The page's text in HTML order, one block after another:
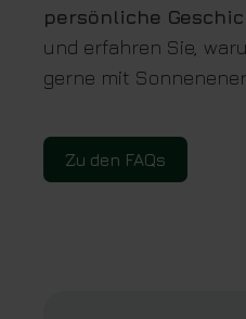
persönliche
und erfahren Sie,
gerne mit
Zu den FAQs